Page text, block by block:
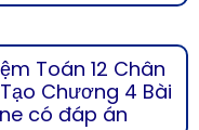
Toán 12 Chân
Chương 4 Bài
có đáp án